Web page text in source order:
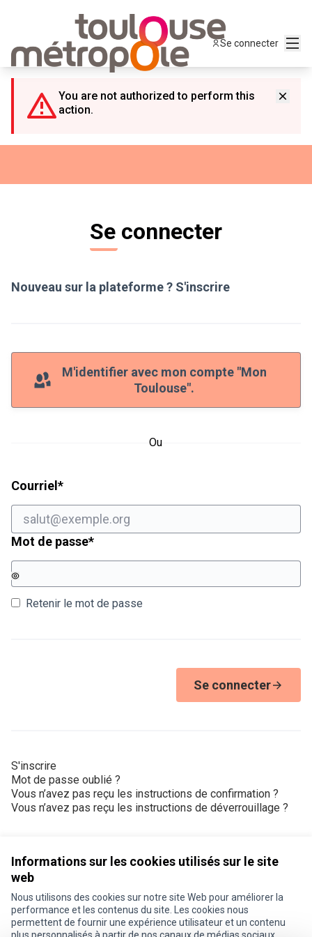
Informations sur les cookies utilisés sur le site
web
Nous utilisons des cookies sur notre site Web pour améliorer la
performance et les contenus du site. Les cookies nous
permettent de fournir une expérience utilisateur et un contenu
Se connecter
You are not authorized to perform this
action.
Se connecter
Nouveau sur la plateforme ? S'inscrire
M'identifier avec mon compte "Mon
Toulouse".
Ou
Courriel *Champ obligatoire
Mot de passe*Champ obligatoire
Retenir le mot de passe
Se connecter
S'inscrire
Mot de passe oublié ?
Vous n’avez pas reçu les instructions de confirmation ?
Vous n’avez pas reçu les instructions de déverrouillage ?
Conditions d'utilisation
Paramètres des cookies
Je participe ! sur X
Je participe ! sur Facebook
Je participe ! sur Instagram